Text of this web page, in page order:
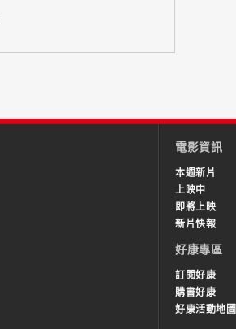
電影資訊
本週新片
上映中
即將上映
新片快報
好康專區
訂閱好康
購書好康
好康活動地圖